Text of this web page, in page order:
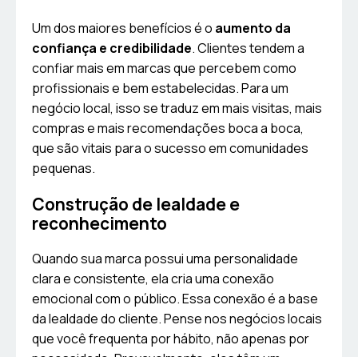
Um dos maiores benefícios é o aumento da
confiança e credibilidade. Clientes tendem a
confiar mais em marcas que percebem como
profissionais e bem estabelecidas. Para um
negócio local, isso se traduz em mais visitas, mais
compras e mais recomendações boca a boca,
que são vitais para o sucesso em comunidades
pequenas.
Construção de lealdade e
reconhecimento
Quando sua marca possui uma personalidade
clara e consistente, ela cria uma conexão
emocional com o público. Essa conexão é a base
da lealdade do cliente. Pense nos negócios locais
que você frequenta por hábito, não apenas por